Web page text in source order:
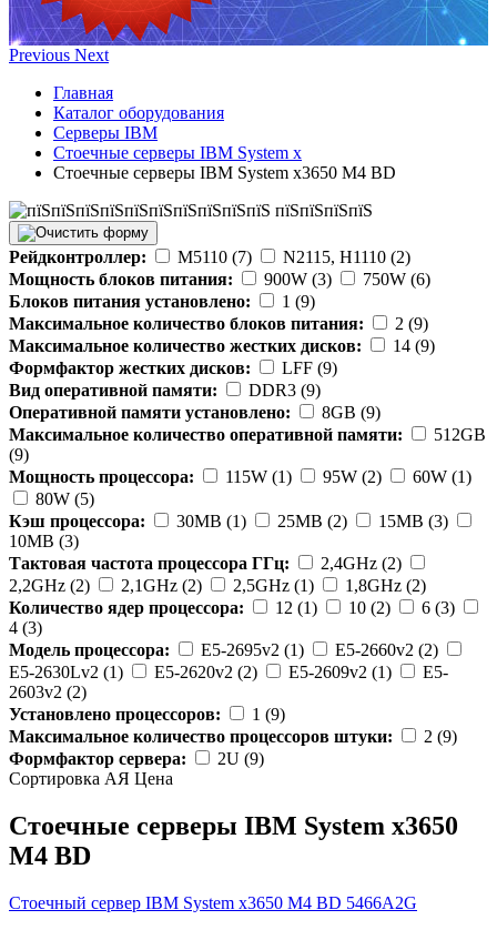
Previous Next
Главная
Каталог оборудования
Серверы IBM
Стоечные серверы IBM System x
Стоечные серверы IBM System x3650 M4 BD
Рейдконтроллер: M5110 (7)
N2115, H1110 (2)
Мощность блоков питания:
900W (3)
750W (6)
Блоков питания установлено:
1 (9)
Максимальное количество блоков питания:
2 (9)
Максимальное количество жестких дисков:
14 (9)
Формфактор жестких дисков:
LFF (9)
Вид оперативной памяти:
DDR3 (9)
Оперативной памяти установлено:
8GB (9)
Максимальное количество оперативной памяти:
512GB
(9)
Мощность процессора:
115W (1) 95W (2)
60W (1)
80W (5)
Кэш процессора:
30MB (1) 25MB (2)
15MB (3)
10MB (3)
Тактовая частота процессора ГГц:
2,4GHz (2)
2,2GHz (2)
2,1GHz (2) 2,5GHz (1)
1,8GHz (2)
Количество ядер процессора:
12 (1) 10 (2)
6 (3)
4 (3)
Модель процессора:
E5-2695v2 (1)
E5-2660v2 (2)
E5-2630Lv2 (1)
E5-2620v2 (2) E5-2609v2 (1)
E5-
2603v2 (2)
Установлено процессоров:
1 (9)
Максимальное количество процессоров штуки:
2 (9)
Формфактор сервера:
2U (9)
Сортировка АЯ Ценa
Стоечные серверы IBM System x3650
M4 BD
Стоечный сервер IBM System x3650 M4 BD 5466A2G